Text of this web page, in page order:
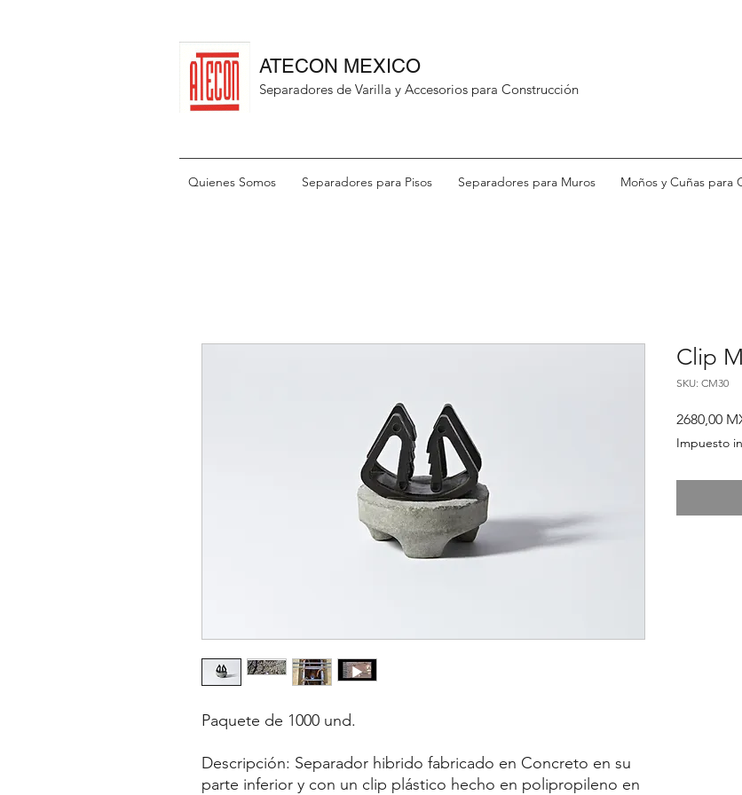
ATECON MEXICO
Separadores de Varilla y Accesorios para Construcción
Quienes Somos Separadores para Pisos Separadores para Muros Moños y Cuñas para
Paquete de 1000 und.
Descripción: Separador hibrido fabricado en Concreto en su
parte inferior y con un clip plástico hecho en polipropileno en
Clip
SKU: CM30
2680,00
Impuesto